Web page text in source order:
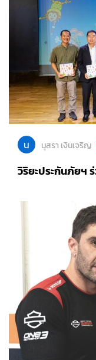
น นุสรา เงินเจริญ
วิริยะประกันภัยฯ